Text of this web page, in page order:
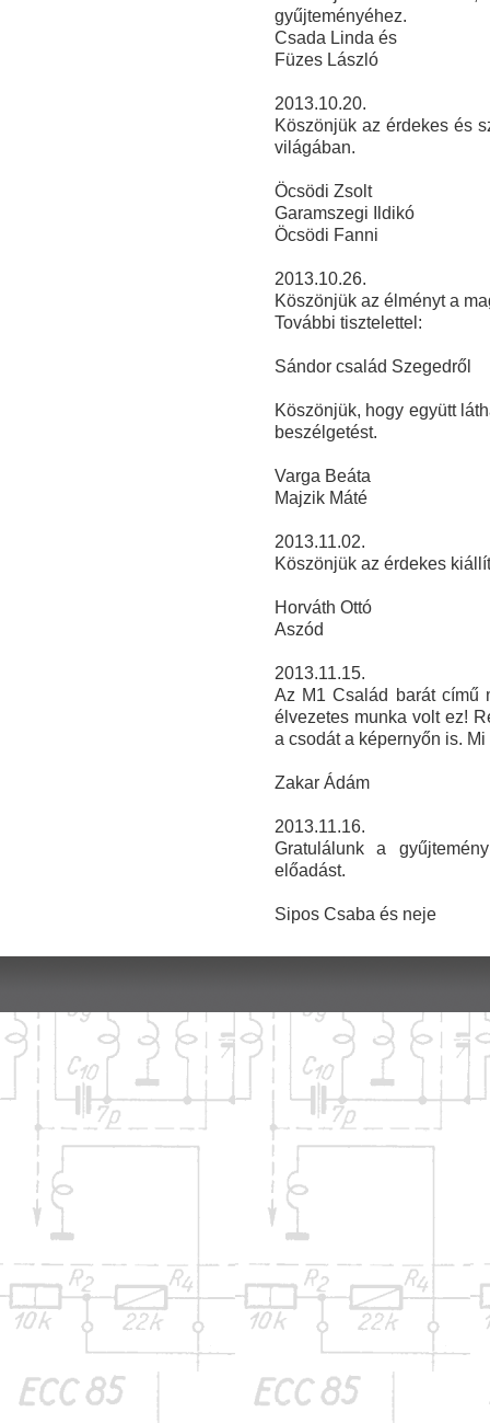
gyűjteményéhez.
Csada Linda és
Füzes László
2013.10.20.
Köszönjük az érdekes és
világában.
Öcsödi Zsolt
Garamszegi Ildikó
Öcsödi Fanni
2013.10.26.
Köszönjük az élményt a
További tisztelettel:
Sándor család Szegedről
Köszönjük, hogy együtt
beszélgetést.
Varga Beáta
Majzik Máté
2013.11.02.
Köszönjük az érdekes
Horváth Ottó
Aszód
2013.11.15.
Az M1 Család barát című
élvezetes munka volt ez!
a csodát a képernyőn is.
Zakar Ádám
2013.11.16.
Gratulálunk a
előadást.
Sipos Csaba és neje